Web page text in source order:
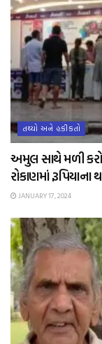
તથ્યો અને હકીકતો
અમુલ સાથે મળી
રોકાણમાં
JANUARY 17, 2024